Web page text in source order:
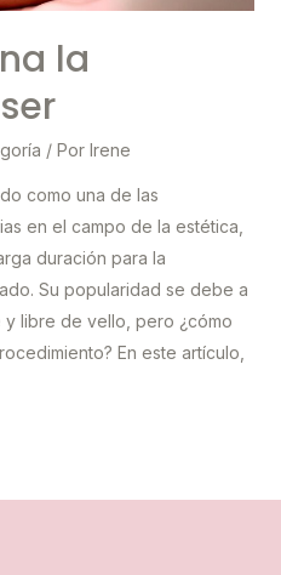
la
/ Por Irene
como una de las
en el campo de la estética,
duración para la
Su popularidad se debe a
libre de vello, pero ¿cómo
En este artículo,